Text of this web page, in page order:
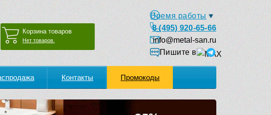
Корзина товаров
Нет товаров.
Время работы
8 (495) 920-65-66
info@metal-san.ru
Пишите в
Контакты Промокоды